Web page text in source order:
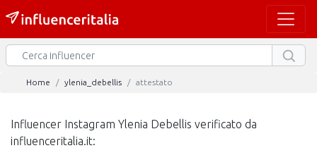
Home ylenia_debellis attestato
Influencer Instagram Ylenia Debellis verificato da
influenceritalia.it: